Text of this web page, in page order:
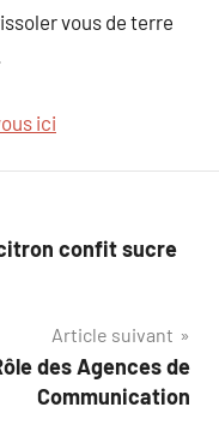
vous de terre
ici
confit sucre
Article suivant
des Agences de
Communication